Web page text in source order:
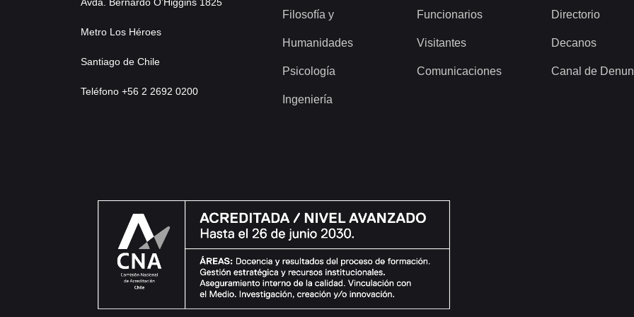
Avda. Bernardo O’Higgins 1825
Metro Los Héroes
Santiago de Chile
Teléfono +56 2 2692 0200
Filosofía y
Humanidades
Psicología
Ingeniería
Funcionarios
Visitantes
Comunicaciones
Directorio
Decanos
Canal de